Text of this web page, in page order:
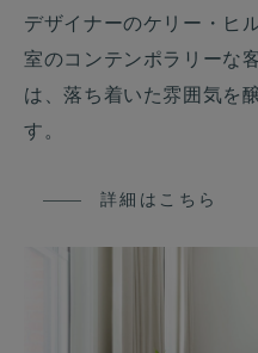
デザイナーのケリー・ヒ
室のコンテンポラリーな
は、落ち着いた雰囲気を
す。
詳細はこちら